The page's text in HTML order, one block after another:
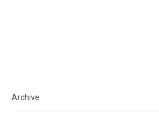
Archive